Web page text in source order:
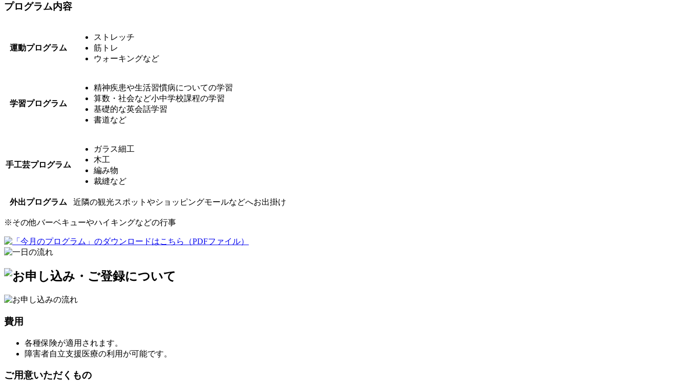
プログラム内容
運動プログラム
ストレッチ
筋トレ
ウォーキングなど
学習プログラム
精神疾患や生活習慣病についての学習
算数・社会など小中学校課程の学習
基礎的な英会話学習
書道など
手工芸プログラム
ガラス細工
木工
編み物
裁縫など
外出プログラム 近隣の観光スポットやショッピングモールなどへお出掛け
※その他バーベキューやハイキングなどの行事
費用
各種保険が適用されます。
障害者自立支援医療の利用が可能です。
ご用意いただくもの